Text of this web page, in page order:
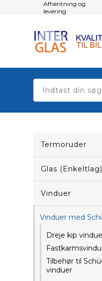
Afhentning og
levering
Termoruder
Glas (Enkeltlag)
Vinduer
Vinduer med
Dreje kip
Tilbehør til
vinduer